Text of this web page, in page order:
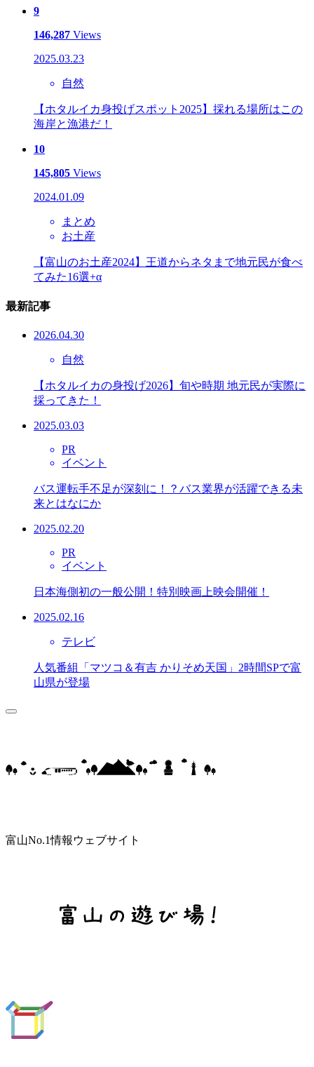
9
146,287 Views
2025.03.23
自然
【ホタルイカ身投げスポット2025】採れる場所はこの
海岸と漁港だ！
10
145,805 Views
2024.01.09
まとめ
お土産
【富山のお土産2024】王道からネタまで地元民が食べ
てみた16選+α
最新記事
2026.04.30
自然
【ホタルイカの身投げ2026】旬や時期 地元民が実際に
採ってきた！
2025.03.03
PR
イベント
バス運転手不足が深刻に！？バス業界が活躍できる未
来とはなにか
2025.02.20
PR
イベント
日本海側初の一般公開！特別映画上映会開催！
2025.02.16
テレビ
人気番組「マツコ＆有吉 かりそめ天国」2時間SPで富
山県が登場
富山No.1情報ウェブサイト